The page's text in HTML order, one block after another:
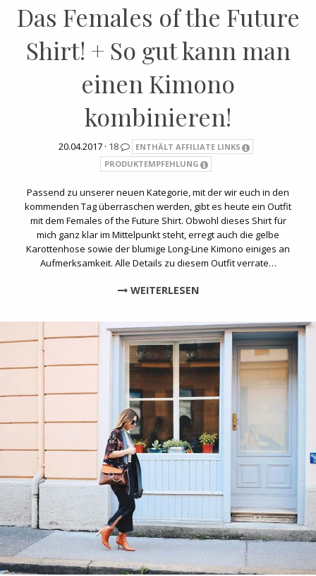
Das Females of the Future
Shirt! + So gut kann man
einen Kimono
kombinieren!
20.04.2017 · 18
ENTHÄLT AFFILIATE LINKS
PRODUKTEMPFEHLUNG
Passend zu unserer neuen Kategorie, mit der wir euch in den
kommenden Tag überraschen werden, gibt es heute ein Outfit
mit dem Females of the Future Shirt. Obwohl dieses Shirt für
mich ganz klar im Mittelpunkt steht, erregt auch die gelbe
Karottenhose sowie der blumige Long-Line Kimono einiges an
Aufmerksamkeit. Alle Details zu diesem Outfit verrate…
WEITERLESEN